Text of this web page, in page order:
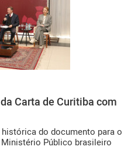
Carta de Curitiba com
do documento para o
Público brasileiro